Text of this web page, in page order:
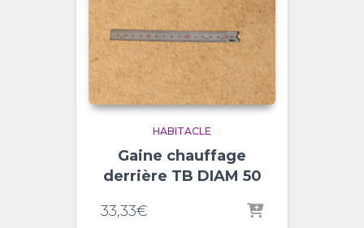
HABITACLE
Gaine chauffage
derrière TB DIAM 50
33,33€